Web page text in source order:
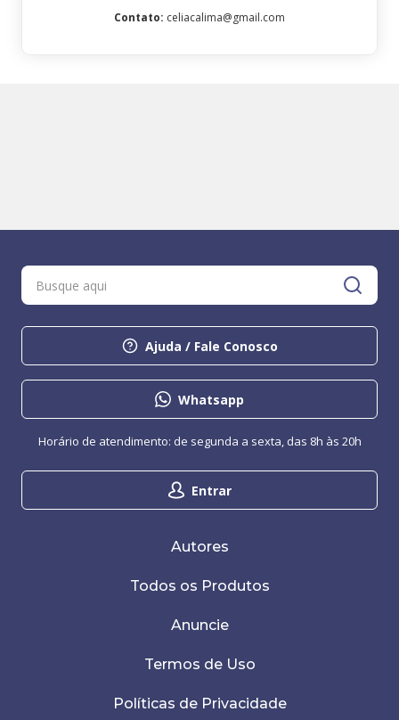
Contato: celiacalima@gmail.com
Ajuda / Fale Conosco
Whatsapp
Entrar
Horário de atendimento: de segunda a sexta, das 8h às 20h
Autores
Todos os Produtos
Anuncie
Termos de Uso
Políticas de Privacidade